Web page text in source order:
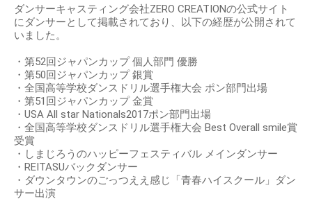
ダンサーキャスティング会社ZERO CREATIONの公式サイト
にダンサーとして掲載されており、以下の経歴が公開されて
いました。
・第52回ジャパンカップ 個人部門 優勝
・第50回ジャパンカップ 銀賞
・全国高等学校ダンスドリル選手権大会 ポン部門出場
・第51回ジャパンカップ 金賞
・USA All star Nationals2017ポン部門出場
・全国高等学校ダンスドリル選手権大会 Best Overall smile賞
受賞
・しまじろうのハッピーフェスティバル メインダンサー
・REITASUバックダンサー
・ダウンタウンのごっつええ感じ「青春ハイスクール」ダン
サー出演